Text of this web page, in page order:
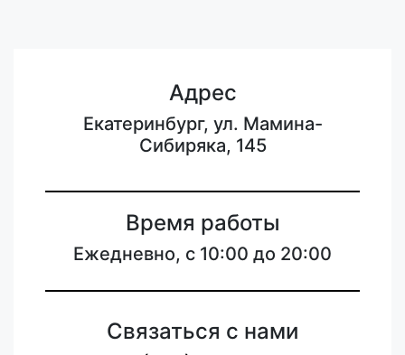
Адрес
Екатеринбург, ул. Мамина-
Сибиряка, 145
Время работы
Ежедневно, с 10:00 до 20:00
Связаться с нами